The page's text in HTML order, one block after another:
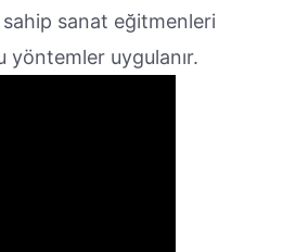
sanat eğitmenleri
yöntemler uygulanır.